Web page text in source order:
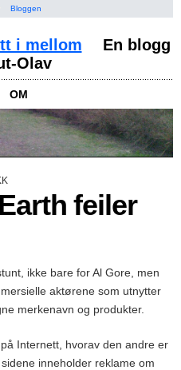
Bloggen
i mellom
En blogg
Olav
OM
feiler
ikke bare for Al Gore, men
aktørene som utnytter
merkenavn og produkter.
Internett, hvorav den andre er
sidene inneholder reklame om